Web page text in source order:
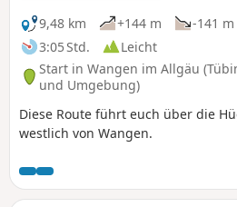
9,48 km
+144 m
-141 m
3:05 Std.
Leicht
Start in Wangen im Allgäu
und Umgebung)
Diese Route führt euch über die
westlich von Wangen.